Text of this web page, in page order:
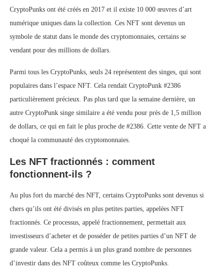
CryptoPunks ont été créés en 2017 et il existe 10 000 œuvres d’art
numérique uniques dans la collection. Ces NFT sont devenus un
symbole de statut dans le monde des cryptomonnaies, certains se
vendant pour des millions de dollars.
Parmi tous les CryptoPunks, seuls 24 représentent des singes, qui sont
populaires dans l’espace NFT. Cela rendait CryptoPunk #2386
particulièrement précieux. Pas plus tard que la semaine dernière, un
autre CryptoPunk singe similaire a été vendu pour près de 1,5 million
de dollars, ce qui en fait le plus proche de #2386. Cette vente de NFT a
choqué la communauté des cryptomonnaies.
Les NFT fractionnés : comment
fonctionnent-ils ?
Au plus fort du marché des NFT, certains CryptoPunks sont devenus si
chers qu’ils ont été divisés en plus petites parties, appelées NFT
fractionnés. Ce processus, appelé fractionnement, permettait aux
investisseurs d’acheter et de posséder de petites parties d’un NFT de
grande valeur. Cela a permis à un plus grand nombre de personnes
d’investir dans des NFT coûteux comme les CryptoPunks.